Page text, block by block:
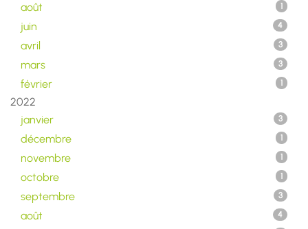
août 1
juin 4
avril 3
mars 3
février 1
2022
janvier
3
décembre 1
novembre 1
octobre 1
septembre 3
août 4